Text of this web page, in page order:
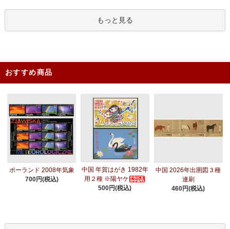
もっと見る
おすすめ商品
ポーランド 2008年気象
700円(税込)
中国 年賀はがき 1982年
用２種 ※陽ヤケ
500円(税込)
中国 2026年出圉図３種
連刷
460円(税込)